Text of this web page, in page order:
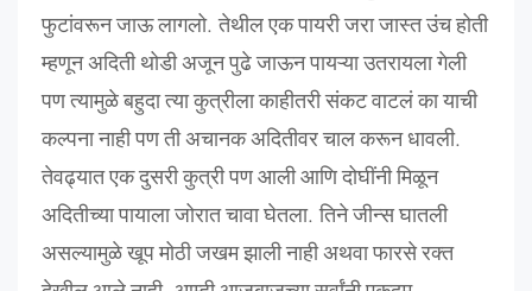
फुटांवरूनजाऊलागलो.तेथीलएकपायरीजराजास्तउंचहोती
म्हणूनअदिती थोडीअजूनपुढेजाऊनपायऱ्याउतरायलागेली
पणत्यामुळेबहुदात्याकुत्रीलाकाहीतरीसंकटवाटलंकायाची
कल्पनानाहीपणतीअचानकअदितीवरचालकरूनधावली
तेवढ्यातएकदुसरीकुत्रीपणआलीआणिदोघींनीमिळून
अदितीच्यापायालाजोरातचावाघेतला.तिनेजीन्सघातली
असल्यामुळेखूपमोठीजखमझालीनाहीअथवाफारसेरक्त